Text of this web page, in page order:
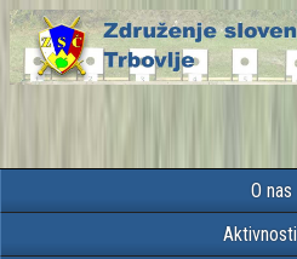
O nas
Aktivnosti